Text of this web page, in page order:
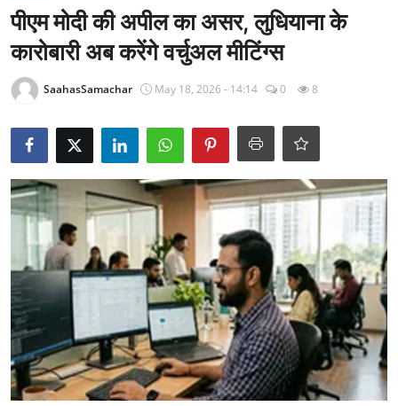
अंतराष्ट्रीय
Epaper
धर्म
लाइफस्टाइल
टेक
पीएम मोदी की अपील का असर, लुधियाना के
कारोबारी अब करेंगे वर्चुअल मीटिंग्स
SaahasSamachar May 18, 2026 - 14:14 0 8